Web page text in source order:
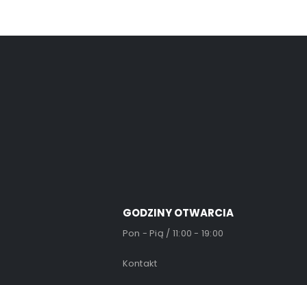
GODZINY OTWARCIA
Pon - Pią / 11:00 - 19:00
Kontakt